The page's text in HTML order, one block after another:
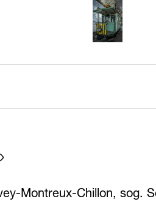
Montreux-Chillon, sog.